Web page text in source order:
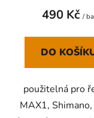
490 Kč /
DO
použitelná pro
MAX1, Shimano,